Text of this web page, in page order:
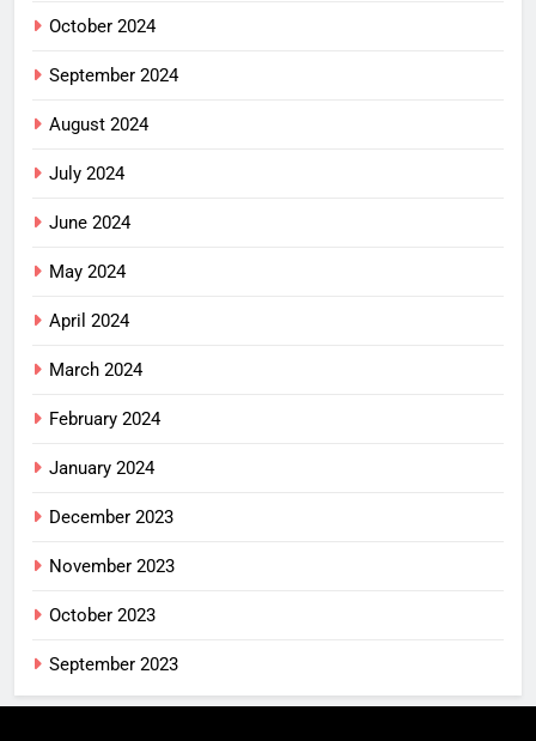
October 2024
September 2024
August 2024
July 2024
June 2024
May 2024
April 2024
March 2024
February 2024
January 2024
December 2023
November 2023
October 2023
September 2023